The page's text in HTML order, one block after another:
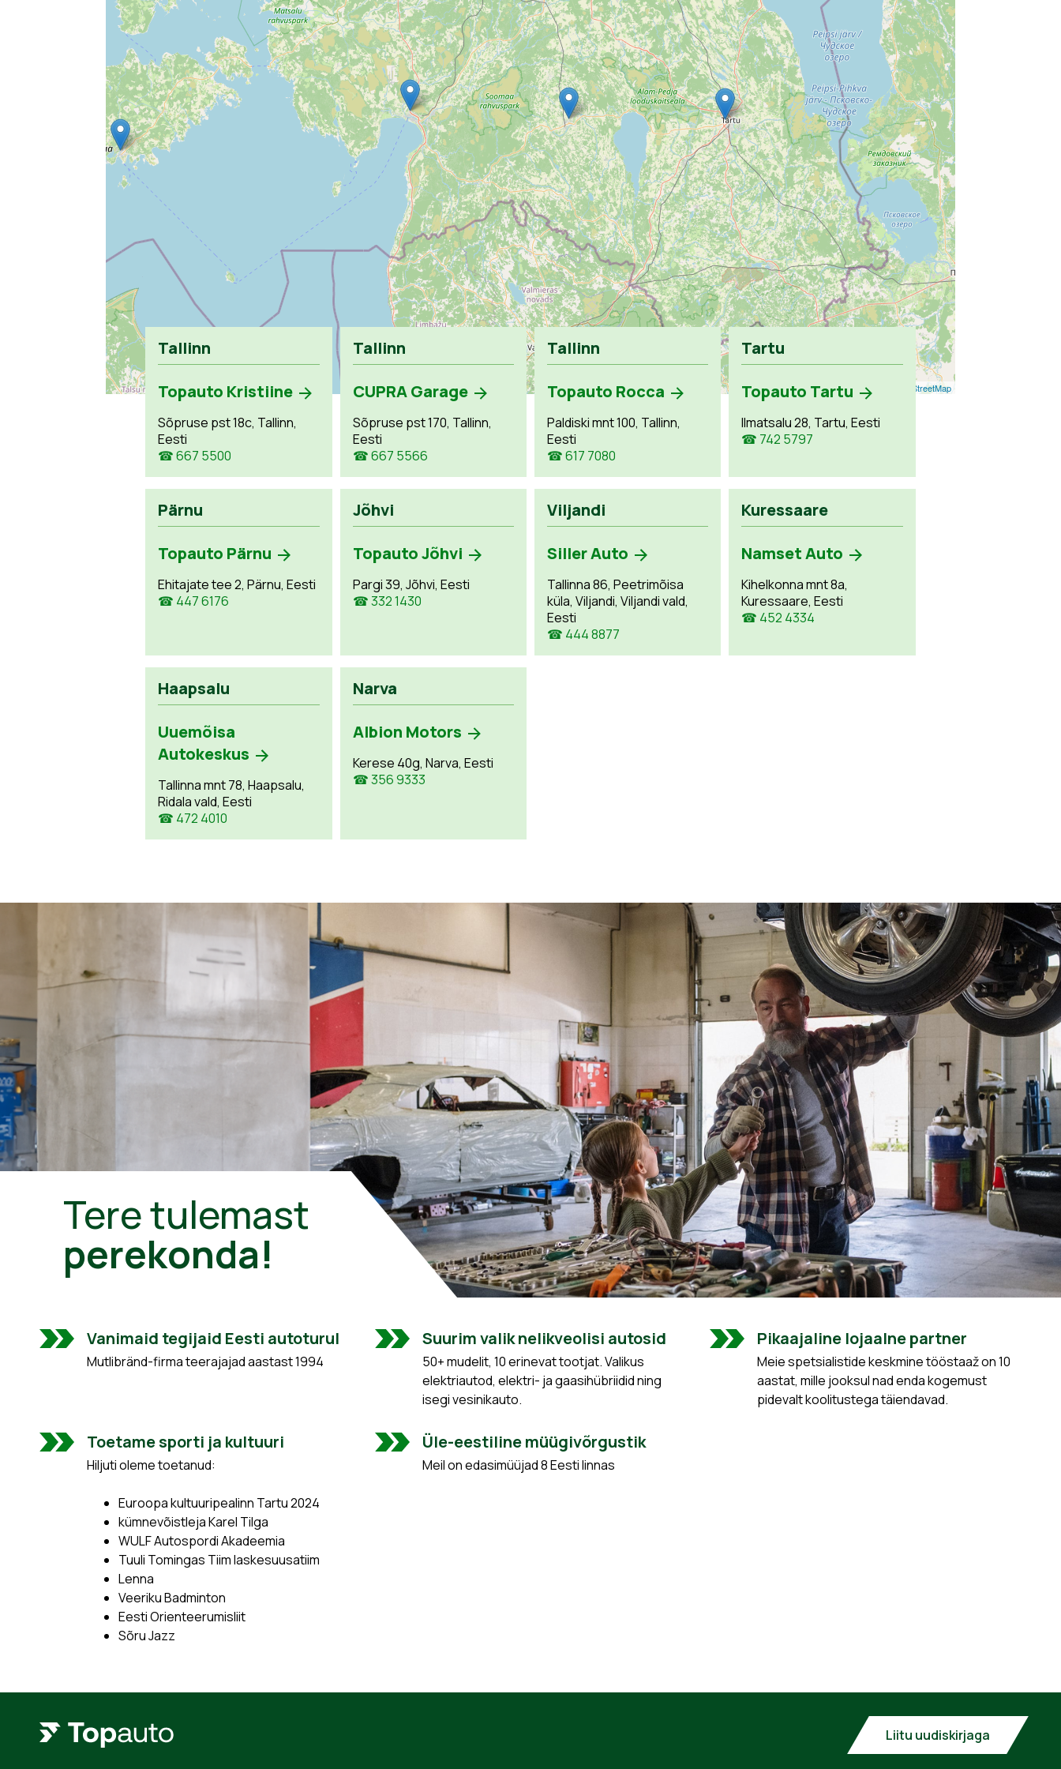
Leaflet OpenStreetMap
Tallinn
Topauto Kristiine
Sõpruse pst 18c, Tallinn,
Eesti
☎ 667 5500
Tallinn
CUPRA Garage
Sõpruse pst 170, Tallinn,
Eesti
☎ 667 5566
Tallinn
Topauto Rocca
Paldiski mnt 100, Tallinn,
Eesti
☎ 617 7080
Tartu
Topauto Tartu
Ilmatsalu 28, Tartu, Eesti
☎ 742 5797
Pärnu
Topauto Pärnu
Ehitajate tee 2, Pärnu, Eesti
☎ 447 6176
Jõhvi
Topauto Jõhvi
Pargi 39, Jõhvi, Eesti
☎ 332 1430
Viljandi
Siller Auto
Tallinna 86, Peetrimõisa
küla, Viljandi, Viljandi vald,
Eesti
☎ 444 8877
Kuressaare
Namset Auto
Kihelkonna mnt 8a,
Kuressaare, Eesti
☎ 452 4334
Haapsalu
Uuemõisa
Autokeskus
Tallinna mnt 78, Haapsalu,
Ridala vald, Eesti
☎ 472 4010
Narva
Albion Motors
Kerese 40g, Narva, Eesti
☎ 356 9333
Tere tulemast
perekonda!
Vanimaid tegijaid Eesti autoturul
Mutlibränd-firma teerajajad aastast 1994
Suurim valik nelikveolisi autosid
50+ mudelit, 10 erinevat tootjat. Valikus
elektriautod, elektri- ja gaasihübriidid ning
isegi vesinikauto.
Pikaajaline lojaalne partner
Meie spetsialistide keskmine tööstaaž on 10
aastat, mille jooksul nad enda kogemust
pidevalt koolitustega täiendavad.
Toetame sporti ja kultuuri
Hiljuti oleme toetanud:
Euroopa kultuuripealinn Tartu 2024
kümnevõistleja Karel Tilga
WULF Autospordi Akadeemia
Tuuli Tomingas Tiim laskesuusatiim
Lenna
Veeriku Badminton
Eesti Orienteerumisliit
Sõru Jazz
Üle-eestiline müügivõrgustik
Meil on edasimüüjad 8 Eesti linnas
Liitu uudiskirjaga